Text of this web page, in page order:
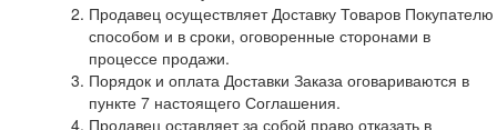
Продавец осуществляет Доставку Товаров Покупателю
способом и в сроки, оговоренные сторонами в
процессе продажи.
Порядок и оплата Доставки Заказа оговариваются в
пункте 7 настоящего Соглашения.
Продавец оставляет за собой право отказать в